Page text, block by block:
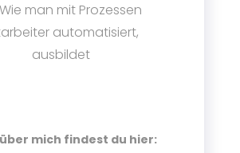
man mit Prozessen
automatisiert,
ausbildet
mich findest du hier: